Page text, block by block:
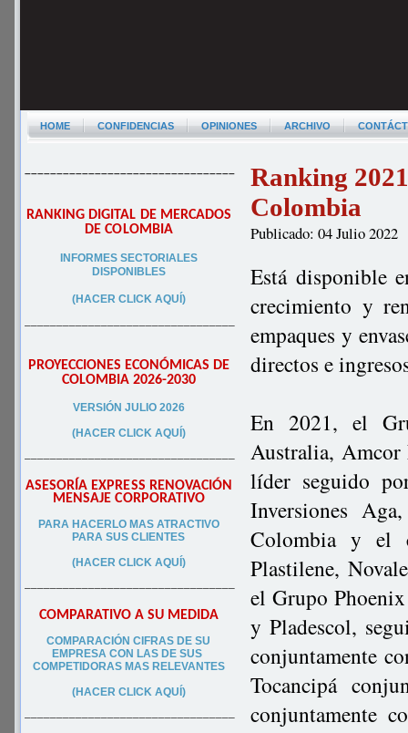
HOME CONFIDENCIAS OPINIONES ARCHIVO
–––––––––––––––––––––––––––––––––
RANKING DIGITAL DE MERCADOS
DE COLOMBIA
INFORMES SECTORIALES
DISPONIBLES
(HACER CLICK AQUÍ)
–––––––––––––––––––––––––––––––––
PROYECCIONES ECONÓMICAS DE
COLOMBIA 2026-2030
VERSIÓN JULIO 2026
(HACER CLICK AQUÍ)
–––––––––––––––––––––––––––––––––
ASESORÍA EXPRESS RENOVACIÓN
MENSAJE CORPORATIVO
PARA HACERLO MAS ATRACTIVO
PARA SUS CLIENTES
(HACER CLICK AQUÍ)
–––––––––––––––––––––––––––––––––
COMPARATIVO A SU MEDIDA
COMPARACIÓN CIFRAS DE SU
EMPRESA CON LAS DE SUS
COMPETIDORAS MAS RELEVANTES
(HACER CLICK AQUÍ)
–––––––––––––––––––––––––––––––––
Ranking
Colombia
Publicado: 04 Julio 2022
Está disponible
crecimiento y
empaques y
directos e
En 2021, el
Australia,
líder seguido
Inversiones
Colombia y el
Plastilene,
el Grupo
y Pladescol,
conjuntamente
Tocancipá
conjuntamente